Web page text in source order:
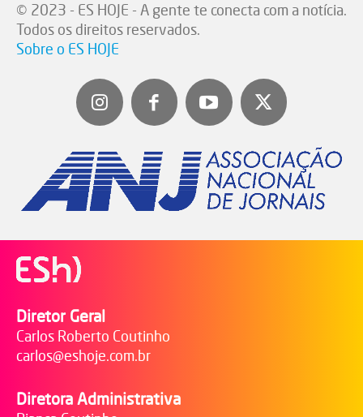
© 2023 - ES HOJE - A gente te conecta com a notícia.
Todos os direitos reservados.
Sobre o ES HOJE
Diretor Geral
Carlos Roberto Coutinho
carlos@eshoje.com.br
Diretora Administrativa